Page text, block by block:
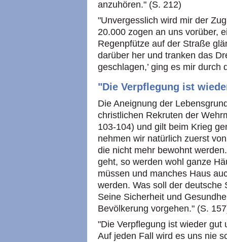
anzuhören." (S. 212)
"Unvergesslich wird mir der
20.000 zogen an uns vorüber,
Regenpfütze auf der Straße
darüber her und tranken das
geschlagen,’ ging es mir durch
"Die Verpflegung ist
Die Aneignung der
christlichen Rekruten der
103-104) und gilt beim Krieg
nehmen wir natürlich zuerst
die nicht mehr bewohnt
geht, so werden wohl ganze
müssen und manches Haus
werden. Was soll der
Seine Sicherheit und
Bevölkerung vorgehen." (S.
"Die Verpflegung ist wieder gut
Auf jeden Fall wird es uns nie